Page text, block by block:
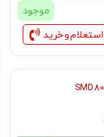
موجود
استعلام و خرید